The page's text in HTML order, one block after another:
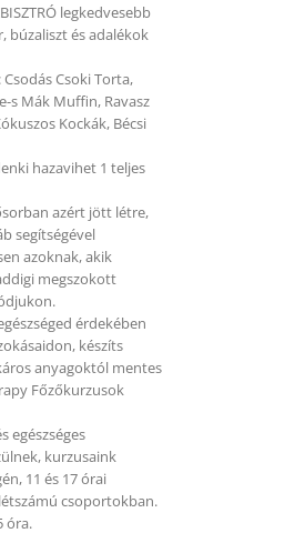
legkedvesebb
búzaliszt és adalékok
Csoki Torta,
s Mák Muffin, Ravasz
Kockák, Bécsi
hazavihet 1 teljes
azért jött létre,
segítségével
azoknak, akik
megszokott
érdekében
készíts
anyagoktól mentes
Főzőkurzusok
egészséges
kurzusaink
11 és 17 órai
csoportokban.
óra.